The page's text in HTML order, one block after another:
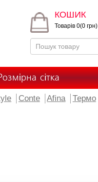
КОШИК
Товарів 0(0 грн)
сітка
Conte Afina Термо